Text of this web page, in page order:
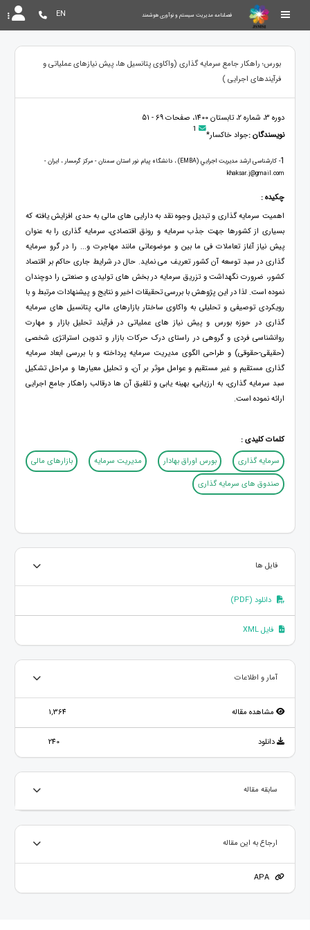
فصلنامه مدیریت سیستم و نوآوری هوشمند EN
بورس؛ راهکار جامع سرمایه گذاری (واکاوی پتانسیل ها، پیش نیازهای عملیاتی و
فرآیندهای اجرایی )
دوره 3، شماره 2، تابستان 1400، صفحات 69 - 51
نویسندگان :جواد خاکسار* 1
1
- کارشناسی ارشد مديريت اجرايي (EMBA) ، دانشگاه پیام نور استان سمنان - مرکز گرمسار ، ایران -
khaksar.j@gmail.com
چکیده :
اهمیت سرمایه گذاری و تبدیل وجوه نقد به دارایی های مالی به حدی افزایش یافته که
بسیاری از کشورها جهت جذب سرمایه و رونق اقتصادی، سرمایه گذاری را به عنوان
پیش نیاز آغاز تعاملات فی ما بین و موضوعاتی مانند مهاجرت و... را در گرو سرمایه
گذاری در سبد توسعه آن کشور تعریف می نماید. حال در شرایط جاری حاکم بر اقتصاد
کشور، ضرورت نگهداشت و تزریق سرمایه در بخش های تولیدی و صنعتی را دوچندان
نموده است. لذا در این پژوهش با بررسی تحقیقات اخیر و نتایج و پیشنهادات مرتبط و با
رویکردی توصیفی و تحلیلی به واکاوی ساختار بازارهای مالی، پتانسیل های سرمایه
گذاری در حوزه بورس و پیش نیاز های عملیاتی در فرآیند تحلیل بازار و مهارت
روانشناسی فردی و گروهی در راستای درک حرکات بازار و تدوین استراتژی شخصی
(حقیقی-حقوقی) و طراحی الگوی مدیریت سرمایه پرداخته و با بررسی ابعاد سرمایه
گذاری مستقیم و غیر مستقیم و عوامل موثر بر آن، و تحلیل معیارها و مراحل تشکیل
سبد سرمایه گذاری، به ارزیابی، بهینه یابی و تلفیق آن ها درقالب راهکار جامع اجرایی
ارائه نموده است.
کلمات کلیدی :
سرمایه گذاری
بورس اوراق بهادار مدیریت سرمایه
بازارهای مالی
صندوق های سرمایه گذاری
فایل ها
دانلود (PDF)
فایل XML
آمار و اطلاعات
مشاهده مقاله 1,364
دانلود 240
سابقه مقاله
ارجاع به این مقاله
APA